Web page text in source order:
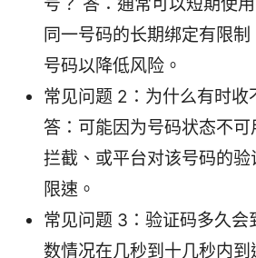
号？ 答：通常可以短期使
同一号码的长期绑定有限
号码以降低风险。
常见问题 2：为什么有时收
答：可能因为号码状态不可
拦截、或平台对该号码的验
限速。
常见问题 3：验证码多久会
数情况在几秒到十几秒内